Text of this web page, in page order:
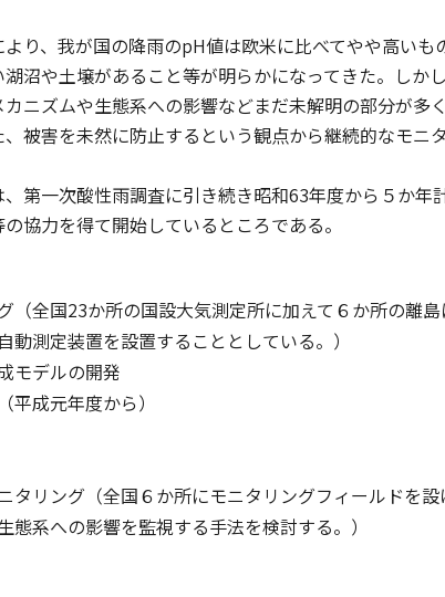
り、我が国の降雨のpH値は欧米に比べてやや高い
沼や土壌があること等が明らかになってきた。しか
ニズムや生態系への影響などまだ未解明の部分が
被害を未然に防止するという観点から継続的なモニ
第一次酸性雨調査に引き続き昭和63年度から５か年
協力を得て開始しているところである。
（全国23か所の国設大気測定所に加えて６か所の離
動測定装置を設置することとしている。）
モデルの開発
平成元年度から）
タリング（全国６か所にモニタリングフィールドを
態系への影響を監視する手法を検討する。）